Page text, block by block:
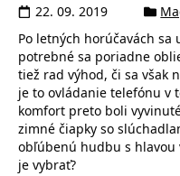
22. 09. 2019
Po letných horúčavách
potrebné sa poriadne
tiež rad výhod, či sa však
je to ovládanie telefónu v
komfort preto boli
zimné čiapky so
obľúbenú hudbu s hlavou
je vybrať?